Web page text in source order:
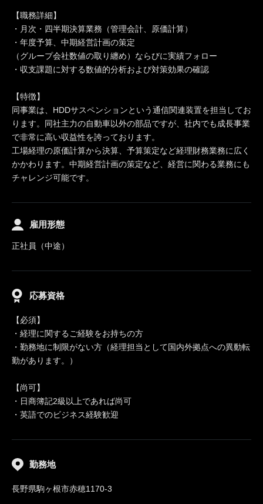
【職務詳細】
・月次・四半期決算業務（管理会計、原価計算）
・年度予算、中期経営計画の策定
（グループ会社数値の取り纏め）ならびに実績フォロー
・収支課題に対する数値的分析および対策効果の確認
【特徴】
同事業は、HDDサスペンションという通信関連装置を担当してお
ります。同社主力の自動車以外の部品ですが、社内でも成長事業
で非常に高い収益性を誇っております。
工場経理の原価計算から決算、予算策定など経理財務業務に広く
かかわります。中期経営計画の策定など、経営に関わる業務にも
チャレンジ可能です。
雇用形態
正社員（中途）
応募資格
【必須】
・経理に関するご経験をお持ちの方
・勤務地に制限がない方（経理担当として国内外拠点への異動転
勤があります。）
【尚可】
・日商簿記2級以上であれば尚可
・英語でのビジネス経験歓迎
勤務地
長野県駒ヶ根市赤穂1170-3